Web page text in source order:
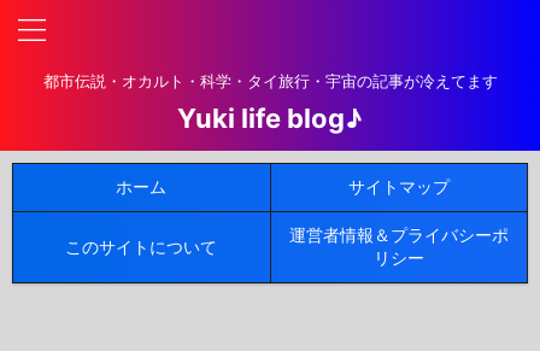
都市伝説・オカルト・科学・タイ旅行・宇宙の記事が冷えてます
Yuki life blog♪
ホーム サイトマップ
このサイトについて
運営者情報＆プライバシーポ
リシー